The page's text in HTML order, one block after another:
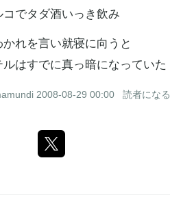
コでタダ酒いっき飲み
かれを言い就寝に向うと
ルはすでに真っ暗になっていた
2008-08-29 00:00 読者になる